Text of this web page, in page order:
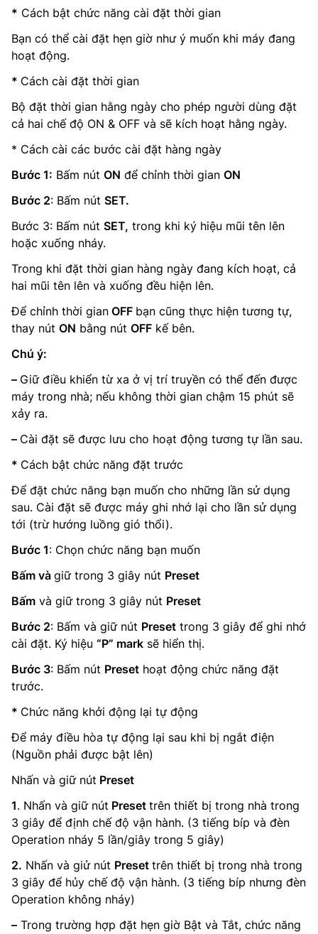
* Cách bật chức năng cài đặt thời gian
Bạn có thể cài đặt hẹn giờ như ý muốn khi máy đang
hoạt động.
* Cách cài đặt thời gian
Bộ đặt thời gian hằng ngày cho phép người dùng đặt
cả hai chế độ ON & OFF và sẽ kích hoạt hằng ngày.
* Cách cài các bước cài đặt hàng ngày
Bước 1: Bấm nút ON để chỉnh thời gian ON
Bước 2: Bấm nút SET.
Bước 3: Bấm nút SET, trong khi ký hiệu mũi tên lên
hoặc xuống nháy.
Trong khi đặt thời gian hàng ngày đang kích hoạt, cả
hai mũi tên lên và xuống đều hiện lên.
Để chỉnh thời gian OFF bạn cũng thực hiện tương tự,
thay nút ON bằng nút OFF kế bên.
Chú ý:
– Giữ điều khiển từ xa ở vị trí truyền có thể đến được
máy trong nhà; nếu không thời gian chậm 15 phút sẽ
xảy ra.
– Cài đặt sẽ được lưu cho hoạt động tương tự lần sau.
* Cách bật chức năng đặt trước
Để đặt chức năng bạn muốn cho những lần sử dụng
sau. Cài đặt sẽ được máy ghi nhớ lại cho lần sử dụng
tới (trừ hướng luồng gió thổi).
Bước 1: Chọn chức năng bạn muốn
Bấm và giữ trong 3 giây nút Preset
Bấm và giữ trong 3 giây nút Preset
Bước 2: Bấm và giữ nút Preset trong 3 giây để ghi nhớ
cài đặt. Ký hiệu “P” mark sẽ hiển thị.
Bước 3: Bấm nút Preset hoạt động chức năng đặt
trước.
* Chức năng khởi động lại tự động
Để máy điều hòa tự động lại sau khi bị ngắt điện
(Nguồn phải được bật lên)
Nhấn và giữ nút Preset
1. Nhấn và giữ nút Preset trên thiết bị trong nhà trong
3 giây để định chế độ vận hành. (3 tiếng bíp và đèn
Operation nháy 5 lần/giây trong 5 giây)
2. Nhấn và giử nút Preset trên thiết bị trong nhà trong
3 giây để hủy chế độ vận hành. (3 tiếng bíp nhưng đèn
Operation không nháy)
– Trong trường hợp đặt hẹn giờ Bật và Tắt, chức năng